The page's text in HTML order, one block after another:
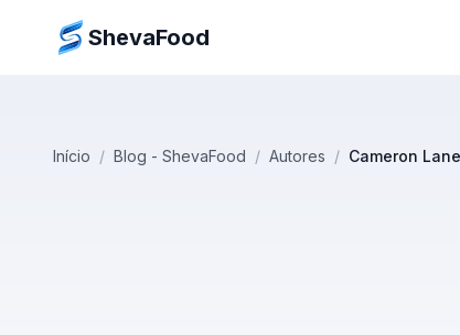
ShevaFood
Início / Blog - ShevaFood / Autores / Cameron Lane